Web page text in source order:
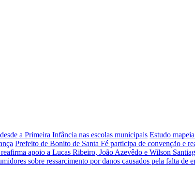
a Primeira Infância nas escolas municipais Estudo
Prefeito de Bonito de Santa Fé participa de convenção e
apoio a Lucas Ribeiro, João Azevêdo e Wilson
sobre ressarcimento por danos causados pela falta de